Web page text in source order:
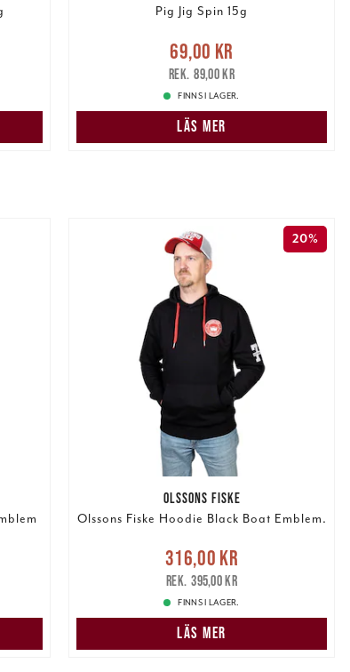
Pig Jig Spin 15g
Nuvarande pris :69,00 kr
pris: 89,00 kr
69,00 kr
89,00 kr
FINNS I LAGER.
LÄS MER
20%
OLSSONS FISKE
Olssons Fiske Hoodie Black Boat Emblem.
Nuvarande pris
Tidigare pris
316,00 kr
395,00 kr
FINNS I LAGER.
LÄS MER